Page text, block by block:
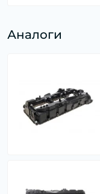
Аналоги